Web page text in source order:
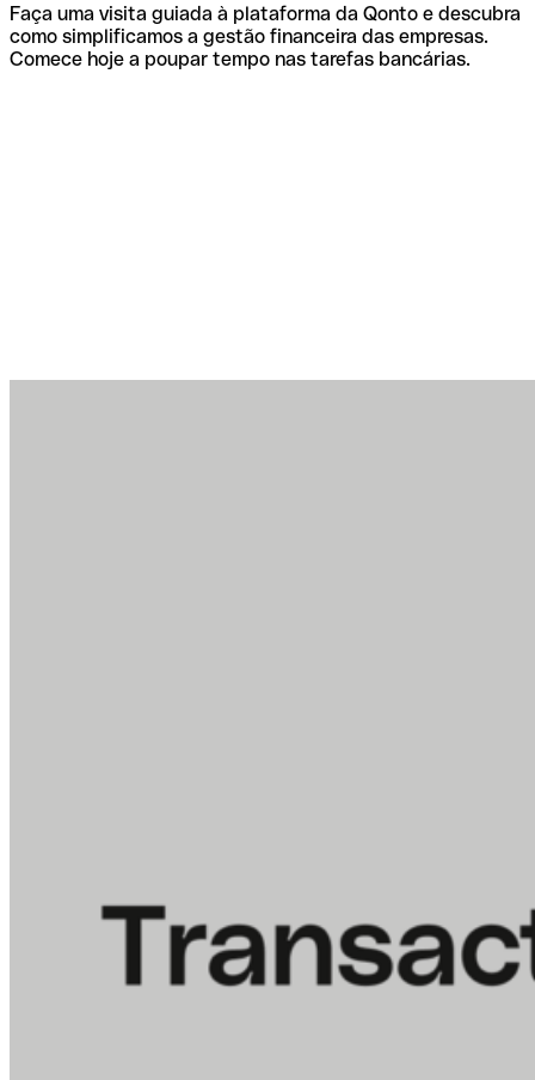
Faça uma visita guiada à plataforma da Qonto e descubra
como simplificamos a gestão financeira das empresas.
Comece hoje a poupar tempo nas tarefas bancárias.